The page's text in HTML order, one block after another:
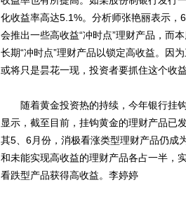
化收益率高达5.1%。分析师张艳丽表示
会推出一些高收益“冲时点”理财产品，而
长期“冲时点”理财产品以锁定高收益。因
或将只是昙花一现，投资者要抓住这个收
随着黄金投资热的持续，今年银行挂钩
显示，截至目前，挂钩黄金的理财产品已
其5、6月份，消极看涨类型理财产品仍成
和未能实现高收益的理财产品各占一半，
看跌型产品获得高收益。李婷婷